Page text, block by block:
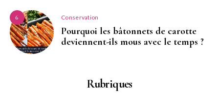
6 Conservation
Pourquoi les bâtonnets de carotte
deviennent-ils mous avec le temps ?
Rubriques